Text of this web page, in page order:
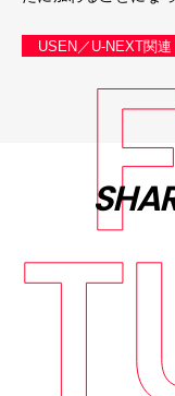
USEN／U-NEXT関連